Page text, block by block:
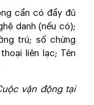
cần có đầy đủ
danh (nếu có);
trú; số chứng
liên lạc; Tên
vận động tại